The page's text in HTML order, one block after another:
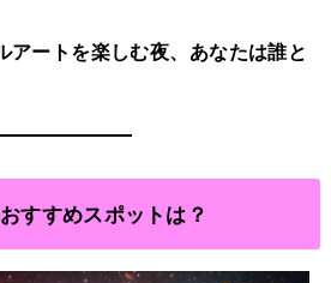
アートを楽しむ夜、あなたは誰と
すすめスポットは？